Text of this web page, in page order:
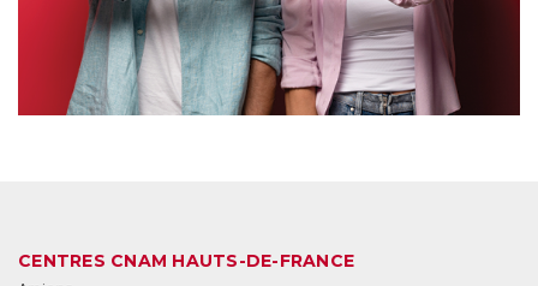
CENTRES CNAM HAUTS-DE-FRANCE